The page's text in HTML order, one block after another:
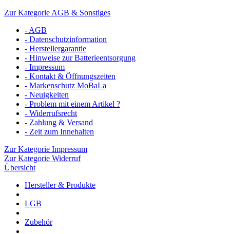
Zur Kategorie AGB & Sonstiges
- AGB
- Datenschutzinformation
- Herstellergarantie
- Hinweise zur Batterieentsorgung
- Impressum
- Kontakt & Öffnungszeiten
- Markenschutz MoBaLa
- Neuigkeiten
- Problem mit einem Artikel ?
- Widerrufsrecht
- Zahlung & Versand
- Zeit zum Innehalten
Zur Kategorie Impressum
Zur Kategorie Widerruf
Übersicht
Hersteller & Produkte
LGB
Zubehör